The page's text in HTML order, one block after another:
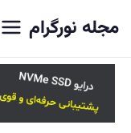
مجله نورگرام